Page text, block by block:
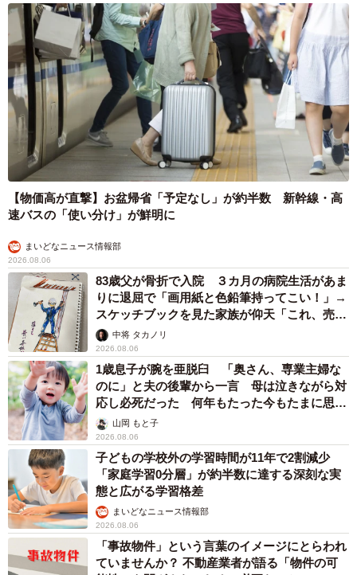
5/5
2匹でぐっすり寝ています（「けいちゃん⌇お家大好き51歳母」さん提
供、Instagramよりキャプチャ撮影）
SNSでも広がる共感「命日って言葉だけで泣け
る」
「命日って言葉だけで泣けてくる」
「放っておけなかった息子さん、優しい」
「猫って本当に癒されますね」
さらに、「そのうちついて回ってくるよ」「もう“うちの
子”ですね」といった、これからの暮らしを楽しみにするコ
メントも多く見られました。
悲しみの記憶と、新しい命との出会い。命日という特別な
日に訪れた出来事は、家族にとって新たな一歩となったよ
うです。
【物価高が直撃】お盆帰省「予定なし」が約半数 新幹線・高
速バスの「使い分け」が鮮明に
まいどなニュース情報部
2026.08.06
83歳父が骨折で入院 ３カ月の病院生活があま
りに退屈で「画用紙と色鉛筆持ってこい！」→
スケッチブックを見た家族が仰天「これ、売れ
ますよ…」
中将 タカノリ
2026.08.06
1歳息子が腕を亜脱臼 「奥さん、専業主婦な
のに」と夫の後輩から一言 母は泣きながら対
応し必死だった 何年もたった今もたまに思い
出し…山岡 もと子
2026.08.06
子どもの学校外の学習時間が11年で2割減少
「家庭学習0分層」が約半数に達する深刻な実
態と広がる学習格差
まいどなニュース情報部
2026.08.06
「事故物件」という言葉のイメージにとらわれ
ていませんか？ 不動産業者が語る「物件の可